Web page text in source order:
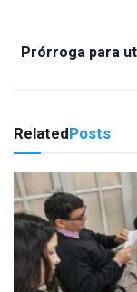
Prórroga para
RelatedPosts